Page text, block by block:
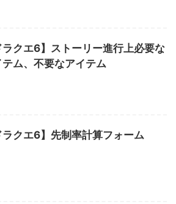
ラクエ6】ストーリー進行上必要な
テム、不要なアイテム
ラクエ6】先制率計算フォーム